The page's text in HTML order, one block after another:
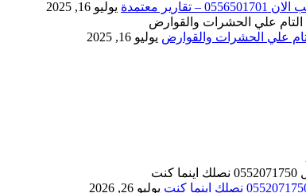
يوليو 16, 2025
يوليو 16, 2025
يوليو 26, 2026